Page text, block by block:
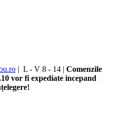
| L - V 8 - 14 | Comenzile
vor fi expediate incepand